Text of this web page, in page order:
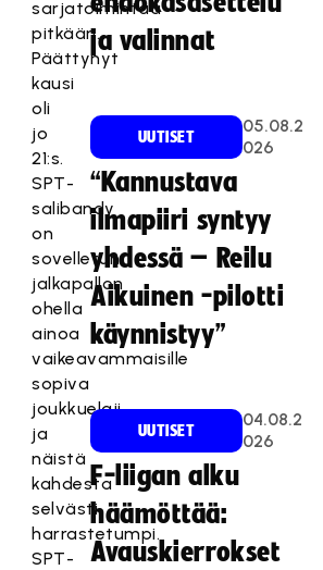
sarjatoimintaa
pitkään.
Päättynyt
kausi
oli
jo
21:s.
SPT-
salibandy
on
sovelletun
jalkapallon
ohella
ainoa
vaikeavammaisille
sopiva
joukkuelaji
ja
näistä
kahdesta
selvästi
harrastetumpi.
SPT-
ja valinnat
UUTISET
05.08.2
026
“Kannustava
ilmapiiri syntyy
yhdessä – Reilu
Aikuinen -pilotti
käynnistyy”
UUTISET
04.08.2
026
F-liigan alku
häämöttää:
Avauskierrokset